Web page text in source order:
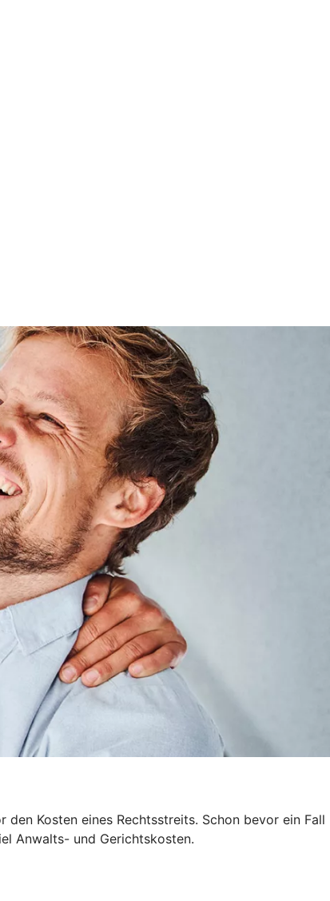
Kosten eines Rechtsstreits. Schon bevor ein Fall
Anwalts- und Gerichtskosten.